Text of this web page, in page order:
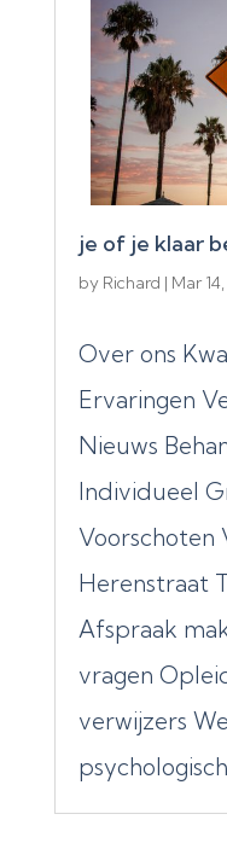
je of je klaar
by Richard | Mar
Over ons
Ervaringen
Nieuws
Individueel
Voorschoten
Herenstraat
Afspraak
vragen
verwijzers